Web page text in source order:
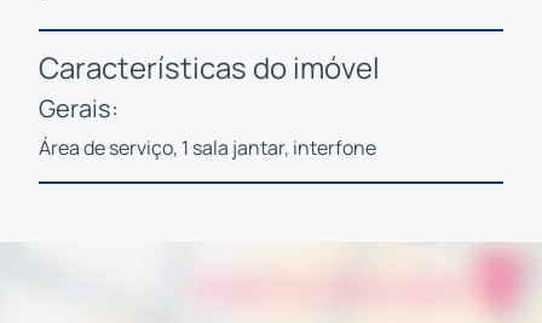
Características do imóvel
Gerais:
Área de serviço, 1 sala jantar, interfone